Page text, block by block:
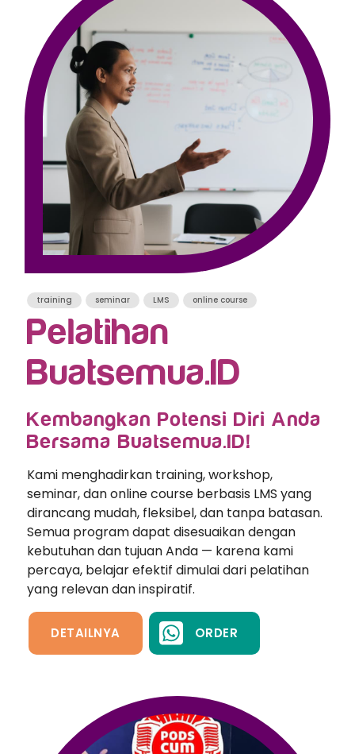
training seminar LMS online course
Pelatihan
Buatsemua.ID
Kembangkan Potensi Diri Anda
Bersama Buatsemua.ID!
Kami menghadirkan training, workshop,
seminar, dan online course berbasis LMS yang
dirancang mudah, fleksibel, dan tanpa batasan.
Semua program dapat disesuaikan dengan
kebutuhan dan tujuan Anda — karena kami
percaya, belajar efektif dimulai dari pelatihan
yang relevan dan inspiratif.
DETAILNYA ORDER